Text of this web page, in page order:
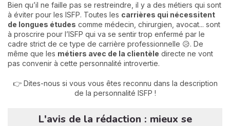
Bien qu’il ne faille pas se restreindre, il y a des métiers qui sont
à éviter pour les ISFP. Toutes les carrières qui nécessitent
de longues études comme médecin, chirurgien, avocat... sont
à proscrire pour l’ISFP qui va se sentir trop enfermé par le
cadre strict de ce type de carrière professionnelle 😥. De
même que les métiers avec de la clientèle directe ne vont
pas convenir à cette personnalité introvertie.
👉 Dites-nous si vous vous êtes reconnu dans la description
de la personnalité ISFP !
L'avis de la rédaction : mieux se